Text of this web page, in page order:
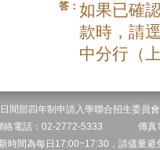
答： 如果已確
款時，請
中分行（
間部四年制申請入學聯合招生委
絡電話：02-2772-5333 傳
時間為每日17:00~17:30，請儘量